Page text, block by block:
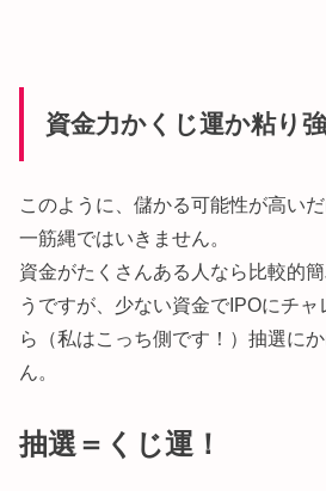
資金力かくじ運か粘り
このように、儲かる可能性が高い
一筋縄ではいきません。
資金がたくさんある人なら比較的
うですが、少ない資金でIPOにチ
ら（私はこっち側です！）抽選に
ん。
抽選＝くじ運！